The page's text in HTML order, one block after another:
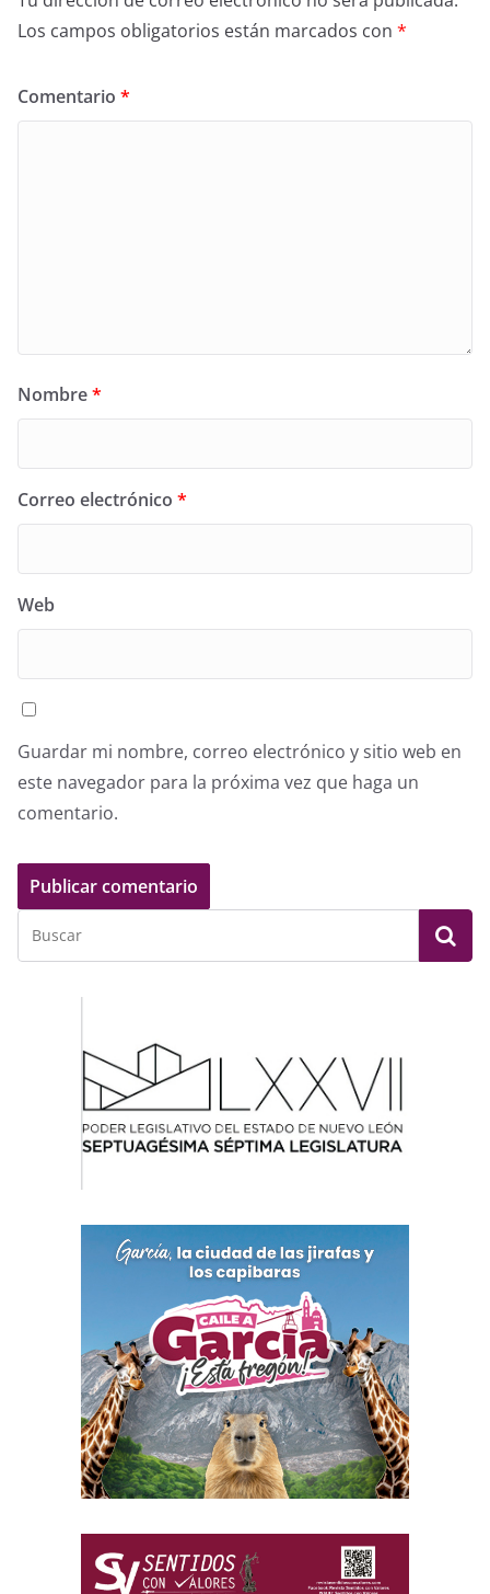
Los campos obligatorios están marcados con *
Comentario *
Nombre*
Correo electrónico *
Web
Guardar mi nombre, correo electrónico y sitio web en
este navegador para la próxima vez que haga un
comentario.